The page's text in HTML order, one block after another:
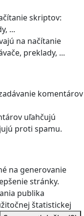
skriptov:
...
na načítanie
preklady, ...
komentárov
uľahčujú
proti spamu.
na generovanie
stránky.
publika
štatistickej